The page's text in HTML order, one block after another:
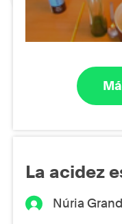
La acidez
Núria